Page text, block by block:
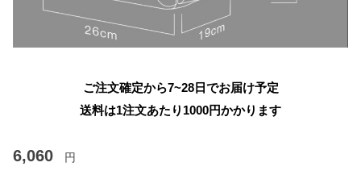
ご注文確定から7~28日でお届け予定
送料は1注文あたり 1000円かかります
6,060 円